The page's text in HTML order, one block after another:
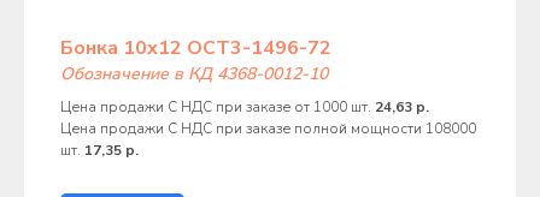
Бонка 10х12 ОСТ3-1496-72
Обозначение в КД 4368-0012-10
Цена продажи С НДС при заказе от 1000 шт. 24,63 р.
Цена продажи С НДС при заказе полной мощности 108000
шт. 17,35 р.